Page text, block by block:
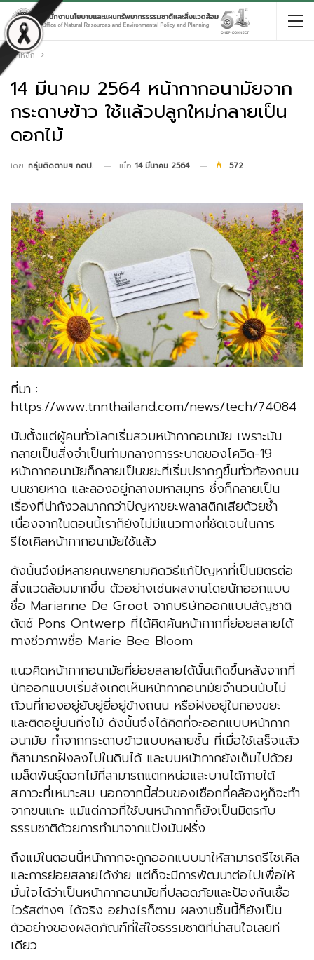
หน้าหลัก
14 มีนาคม 2564 หน้ากากอนามัยจาก
กระดาษข้าว ใช้แล้วปลูกใหม่กลายเป็น
ดอกไม้
โดย กลุ่มติดตามฯ กตป. เมื่อ 14 มีนาคม 2564 572
ที่มา :
https://www.tnnthailand.com/news/tech/74084
นับตั้งแต่ผู้คนทั่วโลกเริ่มสวมหน้ากากอนามัย เพราะมัน
กลายเป็นสิ่งจำเป็นท่ามกลางการระบาดของโควิด-19
หน้ากากอนามัยก็กลายเป็นขยะที่เริ่มปรากฏขึ้นทั่วท้องถนน
บนชายหาด และลองอยู่กลางมหาสมุทร ซึ่งก็กลายเป็น
เรื่องที่น่ากังวลมากกว่าปัญหาขยะพลาสติกเสียด้วยซ้ำ
เนื่องจากในตอนนี้เราก็ยังไม่มีแนวทางที่ชัดเจนในการ
รีไซเคิลหน้ากากอนามัยใช้แล้ว
ดังนั้นจึงมีหลายคนพยายามคิดวิธีแก้ปัญหาที่เป็นมิตรต่อ
สิ่งแวดล้อมมากขึ้น ตัวอย่างเช่นผลงานโดยนักออกแบบ
ชื่อ Marianne De Groot จากบริษัทออกแบบสัญชาติ
ดัตช์ Pons Ontwerp ที่ได้คิดค้นหน้ากากที่ย่อยสลายได้
ทางชีวภาพชื่อ Marie Bee Bloom
แนวคิดหน้ากากอนามัยที่ย่อยสลายได้นั้นเกิดขึ้นหลังจากที่
นักออกแบบเริ่มสังเกตเห็นหน้ากากอนามัยจำนวนนับไม่
ถ้วนที่กองอยู่ยับยู่ยี่อยู่ข้างถนน หรือฝังอยู่ในกองขยะ
และติดอยู่บนกิ่งไม้ ดังนั้นจึงได้คิดที่จะออกแบบหน้ากาก
อนามัย ทำจากกระดาษข้าวแบบหลายชั้น ที่เมื่อใช้เสร็จแล้ว
ก็สามารถฝังลงไปในดินได้ และบนหน้ากากยังเต็มไปด้วย
เมล็ดพันธุ์ดอกไม้ที่สามารถแตกหน่อและบานได้ภายใต้
สภาวะที่เหมาะสม นอกจากนี้ส่วนของเชือกที่คล้องหูก็จะทำ
จากขนแกะ แม้แต่กาวที่ใช้บนหน้ากากก็ยังเป็นมิตรกับ
ธรรมชาติด้วยการทำมาจากแป้งมันฝรั่ง
ถึงแม้ในตอนนี้หน้ากากจะถูกออกแบบมาให้สามารถรีไซเคิล
และการย่อยสลายได้ง่าย แต่ก็จะมีการพัฒนาต่อไปเพื่อให้
มั่นใจได้ว่าเป็นหน้ากากอนามัยที่ปลอดภัยและป้องกันเชื้อ
ไวรัสต่างๆ ได้จริง อย่างไรก็ตาม ผลงานชิ้นนี้ก็ยังเป็น
ตัวอย่างของผลิตภัณฑ์ที่ใส่ใจธรรมชาติที่น่าสนใจเลยที
เดียว